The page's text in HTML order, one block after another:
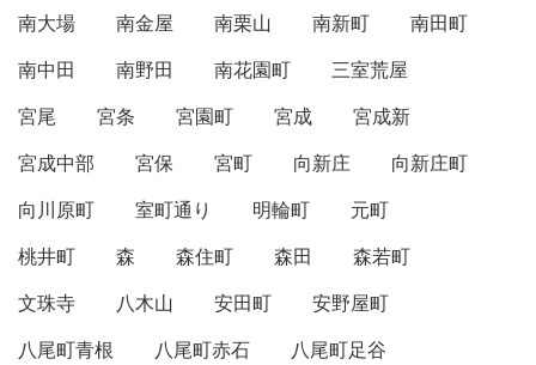
南大場 南金屋 南栗山 南新町
南田町
南中田
南野田 南花園町
三室荒屋
宮尾
宮条 宮園町 宮成
宮成新
宮成中部
宮保 宮町 向新庄
向新庄町
向川原町
室町通り 明輪町
元町
桃井町
森 森住町 森田
森若町
文珠寺
八木山 安田町
安野屋町
八尾町青根
八尾町赤石
八尾町足谷